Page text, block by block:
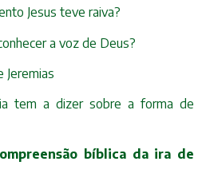
Jesus teve raiva?
a voz de Deus?
Jeremias
tem a dizer sobre a forma de
bíblica da ira de